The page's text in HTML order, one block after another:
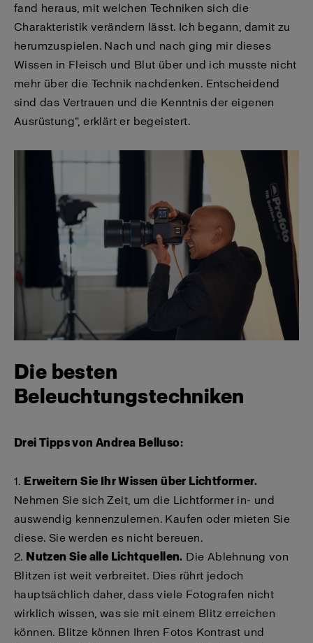
fand heraus, mit welchen Techniken sich die
Charakteristik verändern lässt. Ich begann, damit zu
herumzuspielen. Nach und nach ging mir dieses
Wissen in Fleisch und Blut über und ich musste nicht
mehr über die Technik nachdenken. Entscheidend
sind das Vertrauen und die Kenntnis der eigenen
Ausrüstung“, erklärt er begeistert.
Die besten
Beleuchtungstechniken
Drei Tipps von Andrea Belluso:
1. Erweitern Sie Ihr Wissen über Lichtformer.
Nehmen Sie sich Zeit, um die Lichtformer in- und
auswendig kennenzulernen. Kaufen oder mieten Sie
diese. Sie werden es nicht bereuen.
2. Nutzen Sie alle Lichtquellen. Die Ablehnung von
Blitzen ist weit verbreitet. Dies rührt jedoch
hauptsächlich daher, dass viele Fotografen nicht
wirklich wissen, was sie mit einem Blitz erreichen
können. Blitze können Ihren Fotos Kontrast und